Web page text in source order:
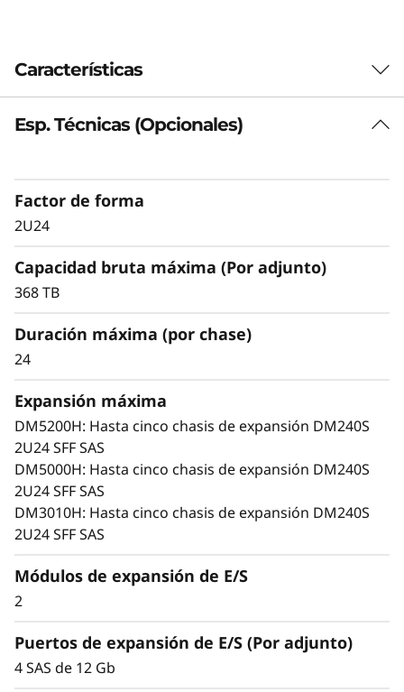
k
S
y
e
m
D
M
2
4
0
S
2
U
2
Características
El chasis de expansión ThinkSystem DM240S
almacenamiento totalmente flash e híbridas de
La ThinkSystem DM240S crece con tu empresa
y ofrece un rendimiento fluido, una
empresarial en un diseño compacto de 2 U.
Esp. Técnicas (Opcionales)
Factor de forma
2U24
Capacidad bruta máxima (Por adjunto)
368 TB
Duración máxima (por chase)
24
Expansión máxima
DM5200H: Hasta cinco chasis de expansión DM240S
2U24 SFF SAS
DM5000H: Hasta cinco chasis de expansión DM240S
2U24 SFF SAS
DM3010H: Hasta cinco chasis de expansión DM240S
2U24 SFF SAS
Módulos de expansión de E/S
2
Puertos de expansión de E/S (Por adjunto)
4 SAS de 12 Gb